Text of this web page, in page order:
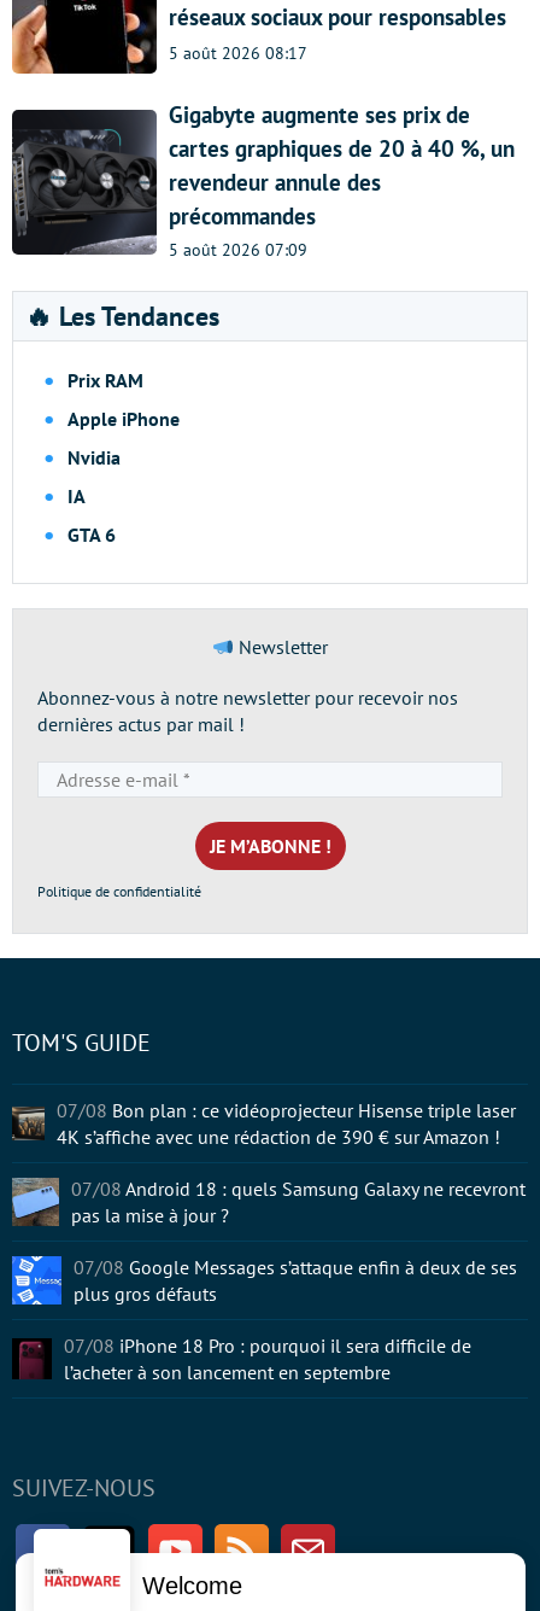
réseaux sociaux pour responsables
5 août 2026 08:17
Gigabyte augmente ses prix de
cartes graphiques de 20 à 40 %, un
revendeur annule des
précommandes
5 août 2026 07:09
🔥 Les Tendances
Prix RAM
Apple iPhone
Nvidia
IA
GTA 6
Newsletter
Abonnez-vous à notre newsletter pour recevoir nos
dernières actus par mail !
e-
mail
*
Politique de confidentialité
SUIVEZ-NOUS
FacebookTwitter Youtube RSS Newsletter
TOM'S GUIDE
07/08 Bon plan : ce vidéoprojecteur Hisense triple laser
4K s’affiche avec une rédaction de 390 € sur Amazon !
07/08 Android 18 : quels Samsung Galaxy ne recevront
pas la mise à jour ?
07/08 Google Messages s’attaque enfin à deux de ses
plus gros défauts
07/08 iPhone 18 Pro : pourquoi il sera difficile de
l’acheter à son lancement en septembre
Welcome